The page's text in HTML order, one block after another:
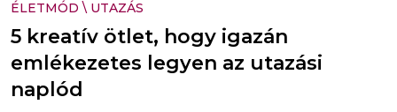
ÉLETMÓD \ UTAZÁS
5 kreatív ötlet, hogy igazán
emlékezetes legyen az utazási
naplód